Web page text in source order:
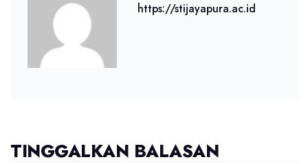
https://stijayapura.ac.id
TINGGALKAN BALASAN